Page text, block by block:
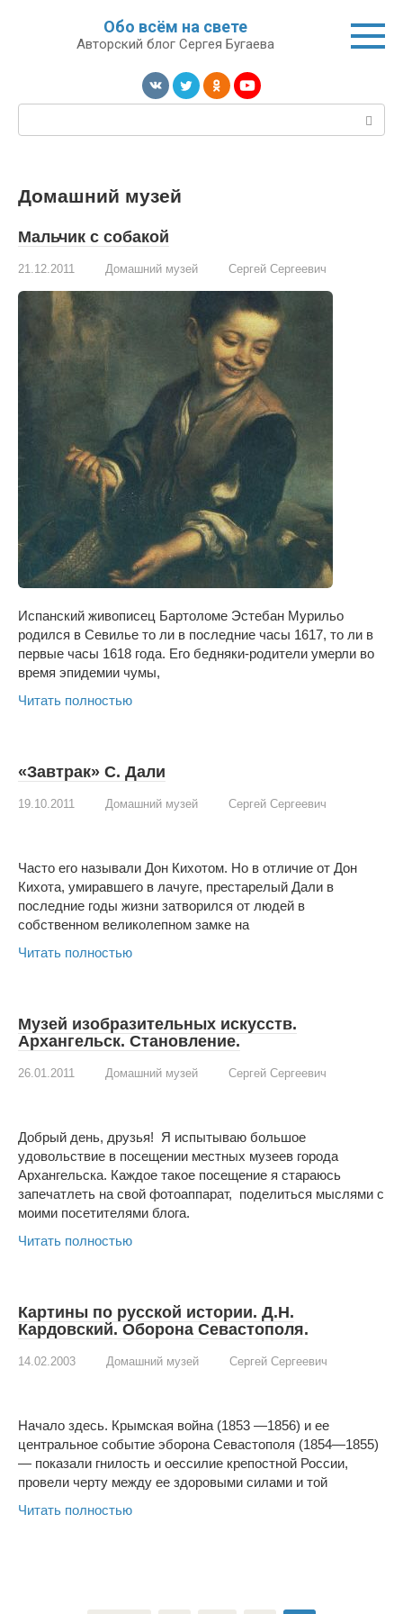
Обо всём на свете
Авторский блог Сергея Бугаева
Домашний музей
Мальчик с собакой
21.12.2011 Домашний музей Сергей Сергеевич
Испанский живописец Бартоломе Эстебан Мурильо
родился в Севилье то ли в по­следние часы 1617, то ли в
первые часы 1618 года. Его бедняки-родители умерли во
время эпидемии чумы,
Читать полностью
«Завтрак» С. Дали
19.10.2011 Домашний музей Сергей Сергеевич
Часто его называли Дон Кихотом. Но в отличие от Дон
Кихота, умиравшего в лачуге, престарелый Дали в
последние годы жизни затворился от людей в
собственном великолепном замке на
Читать полностью
Музей изобразительных искусств.
Архангельск. Становление.
26.01.2011 Домашний музей Сергей Сергеевич
Добрый день, друзья! Я испытываю большое
удовольствие в посещении местных музеев города
Архангельска. Каждое такое посещение я стараюсь
запечатлеть на свой фотоаппарат, поделиться мыслями с
моими посетителями блога.
Читать полностью
Картины по русской истории. Д.Н.
Кардовский. Оборона Севастополя.
14.02.2003 Домашний музей Сергей Сергеевич
Начало здесь. Крымская война (1853 —1856) и ее
центральное событие эборона Севастополя (1854—1855)
— показали гнилость и оессилие крепостной России,
провели черту между ее здо­ровыми силами и той
Читать полностью